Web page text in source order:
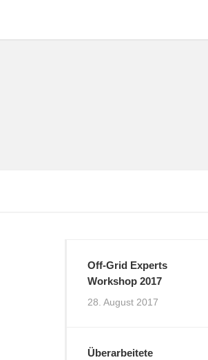
Off-Grid Experts
Workshop 2017
28. August 2017
Überarbeitete